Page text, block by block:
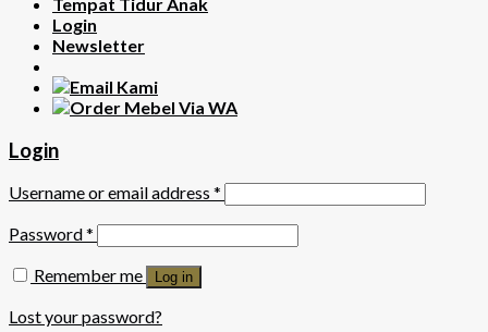
Login
Newsletter
Login
Username or email address *
Password*
Remember me
Log in
Lost your password?